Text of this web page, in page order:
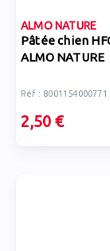
ALMO NATURE
Pâtée chien
ALMO NATURE
Réf : 8001154000771
2,50 €